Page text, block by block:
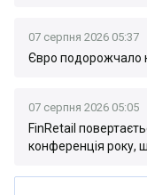
07 серпня 2026 05:37
Євро подорожчало
07 серпня 2026 05:05
FinRetail
конференція року,